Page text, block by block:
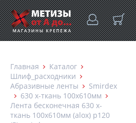
Главная
Каталог
Шлиф_расходники
Абразивные ленты
Smirdex
630 х-ткань 100x610мм
Лента бесконечная 630 х-
ткань 100x610мм (alox) p120